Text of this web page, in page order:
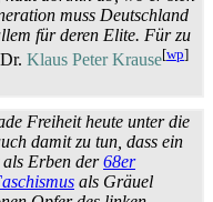
muss Deutschland
für deren Elite. Für zu
Klaus Peter Krause[wp]
Freiheit heute unter die
damit zu tun, dass ein
als Erben der68er
als Gräuel